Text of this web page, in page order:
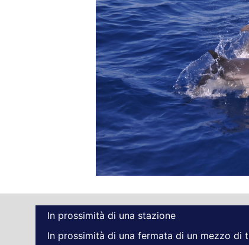
In prossimità di una stazione
In prossimità di una fermata di un mezzo di